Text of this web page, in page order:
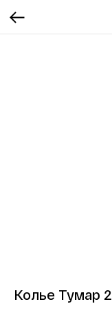
Колье Тумар 2